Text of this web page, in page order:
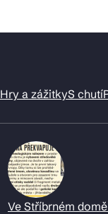
Hry a zážitkyS chutí
Ve Stříbrném